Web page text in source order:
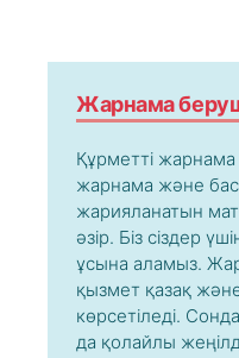
Жарнама
Құрметті
жарнама және
жарияланатын
әзір. Біз сіздер
ұсына аламыз.
қызмет қазақ
көрсетіледі.
да қолайлы